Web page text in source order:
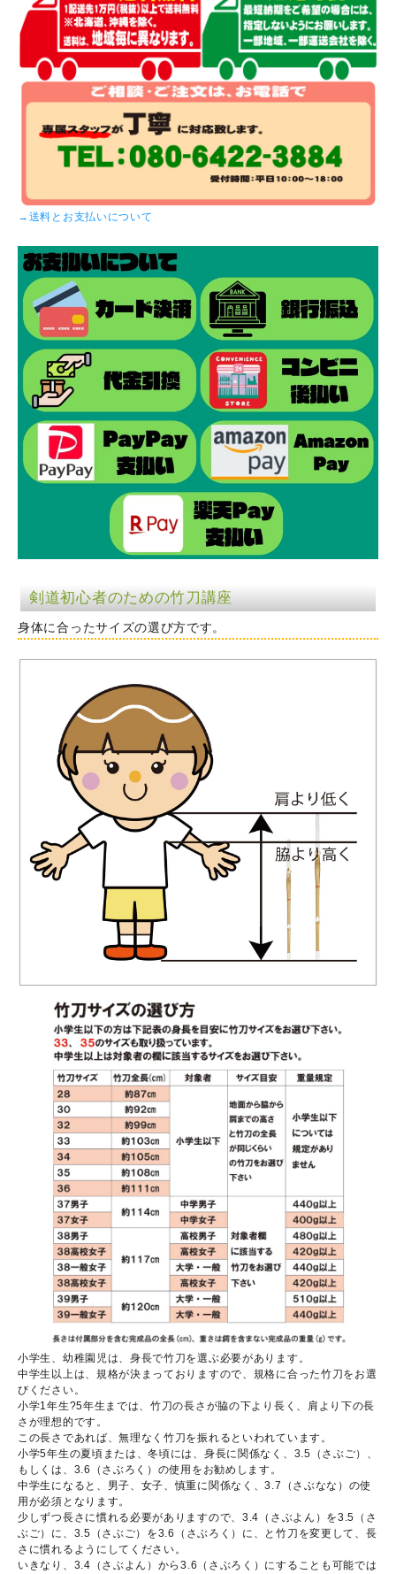
→送料とお支払いについて
剣道初心者のための竹刀講座
身体に合ったサイズの選び方です。
小学生、幼稚園児は、身長で竹刀を選ぶ必要があります。
中学生以上は、規格が決まっておりますので、規格に合った竹刀をお選
びください。
小学1年生?5年生までは、竹刀の長さが脇の下より長く、肩より下の長
さが理想的です。
この長さであれば、無理なく竹刀を振れるといわれています。
小学5年生の夏頃または、冬頃には、身長に関係なく、3.5（さぶご）、
もしくは、3.6（さぶろく）の使用をお勧めします。
中学生になると、男子、女子、慎重に関係なく、3.7（さぶなな）の使
用が必須となります。
少しずつ長さに慣れる必要がありますので、3.4（さぶよん）を3.5（さ
ぶご）に、3.5（さぶご）を3.6（さぶろく）に、と竹刀を変更して、長
さに慣れるようにしてください。
いきなり、3.4（さぶよん）から3.6（さぶろく）にすることも可能では